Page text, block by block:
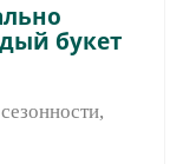
букет